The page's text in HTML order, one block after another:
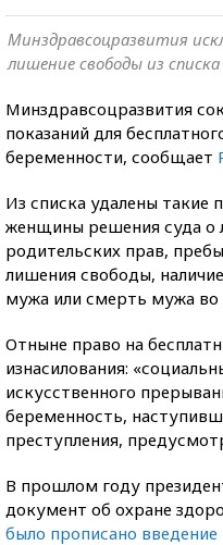
Минздравсоцразвития
лишение свободы из
Минздравсоцразвития
показаний для
беременности, сообщает
Из списка удалены такие
женщины решения суда о
родительских прав,
лишения свободы,
мужа или смерть мужа во
Отныне право на
изнасилования:
искусственного
беременность,
преступления,
В прошлом году
документ об охране
было прописано